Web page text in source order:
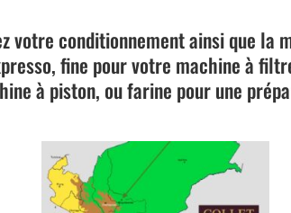
votre conditionnement ainsi que la
fine pour votre machine à
à piston, ou farine pour une